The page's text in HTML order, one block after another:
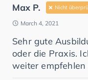
Max P. Nicht
March 4, 2021
Sehr gute
oder die Praxis.
weiter empfehlen